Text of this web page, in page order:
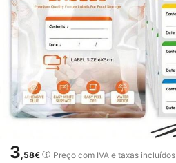
3,58€ Preço com IVA e taxas incluídos